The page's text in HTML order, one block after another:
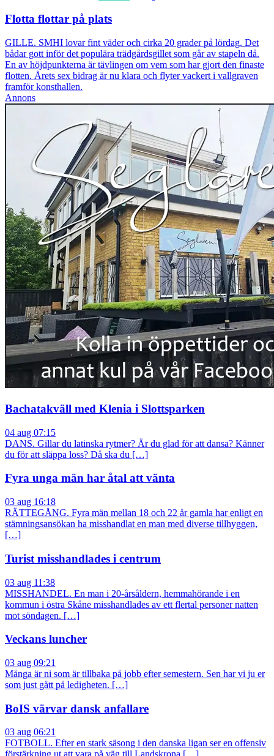
Flotta flottar på plats
GILLE. SMHI lovar fint väder och cirka 20 grader på lördag. Det
bådar gott inför det populära trädgårdsgillet som går av stapeln då.
En av höjdpunkterna är tävlingen om vem som har gjort den finaste
flotten. Årets sex bidrag är nu klara och flyter vackert i vallgraven
framför konsthallen.
Annons
Bachatakväll med Klenia i Slottsparken
04 aug 07:15
DANS. Gillar du latinska rytmer? Är du glad för att dansa? Känner
du för att släppa loss? Då ska du […]
Fyra unga män har åtal att vänta
03 aug 16:18
RÄTTEGÅNG. Fyra män mellan 18 och 22 år gamla har enligt en
stämningsansökan ha misshandlat en man med diverse tillhyggen,
[…]
Turist misshandlades i centrum
03 aug 11:38
MISSHANDEL. En man i 20-årsåldern, hemmahörande i en
kommun i östra Skåne misshandlades av ett flertal personer natten
mot söndagen. […]
Veckans luncher
03 aug 09:21
Många är ni som är tillbaka på jobb efter semestern. Sen har vi ju er
som just gått på ledigheten. […]
BoIS värvar dansk anfallare
03 aug 06:21
FOTBOLL. Efter en stark säsong i den danska ligan ser en offensiv